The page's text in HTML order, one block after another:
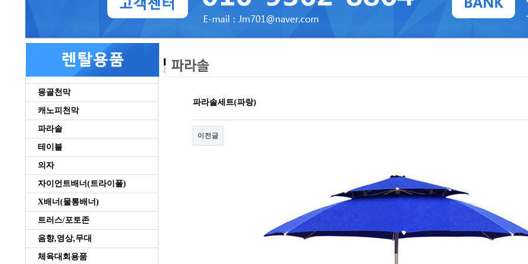
몽골천막
캐노피천막
파라솔
테이블
의자
자이언트배너(트라이폴)
X배너(물통배너)
트러스/포토존
음향,영상,무대
체육대회용품
파라솔세트(파랑)
이전글